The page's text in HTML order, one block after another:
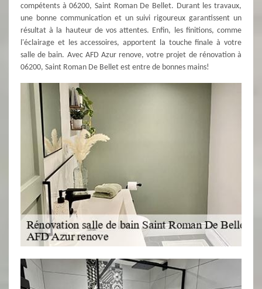
compétents à 06200, Saint Roman De Bellet. Durant les travaux,
une bonne communication et un suivi rigoureux garantissent un
résultat à la hauteur de vos attentes. Enfin, les finitions, comme
l'éclairage et les accessoires, apportent la touche finale à votre
salle de bain. Avec AFD Azur renove, votre projet de rénovation à
06200, Saint Roman De Bellet est entre de bonnes mains!